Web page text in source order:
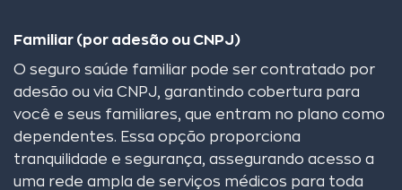
Familiar (por adesão ou CNPJ)
O seguro saúde familiar pode ser contratado por
adesão ou via CNPJ, garantindo cobertura para
você e seus familiares, que entram no plano como
dependentes. Essa opção proporciona
tranquilidade e segurança, assegurando acesso a
uma rede ampla de serviços médicos para toda